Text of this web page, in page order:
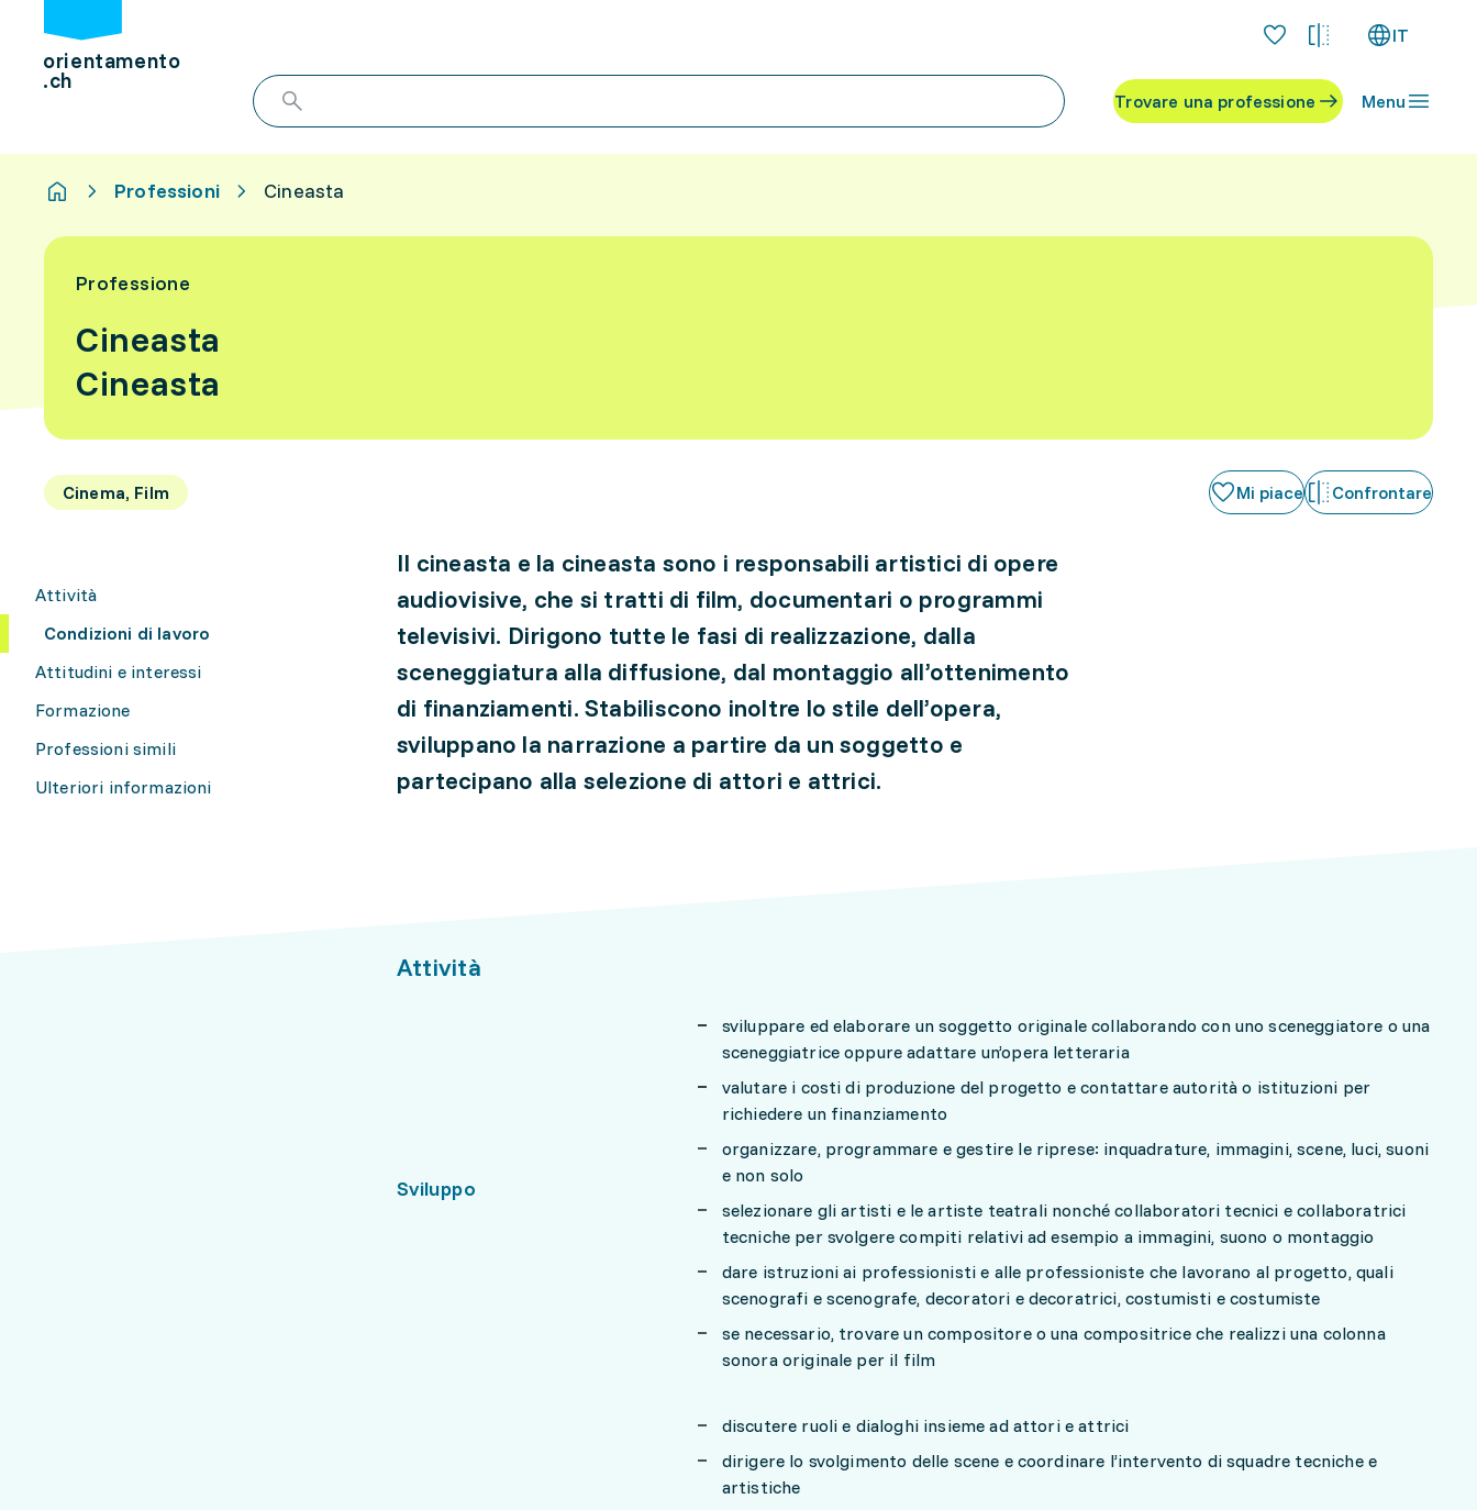
orientamento
.ch
IT
Trovare una professione Menu
Professioni Cineasta
Professione
Cineasta
Cineasta
Cinema, Film Mi piace Confrontare
Attività
Condizioni di lavoro
Attitudini e interessi
Formazione
Professioni simili
Ulteriori informazioni
Il cineasta e la cineasta sono i responsabili artistici di opere
audiovisive, che si tratti di film, documentari o programmi
televisivi. Dirigono tutte le fasi di realizzazione, dalla
sceneggiatura alla diffusione, dal montaggio all’ottenimento
di finanziamenti. Stabiliscono inoltre lo stile dell’opera,
sviluppano la narrazione a partire da un soggetto e
partecipano alla selezione di attori e attrici.
Attività
Sviluppo
sviluppare ed elaborare un soggetto originale collaborando con uno sceneggiatore o una
sceneggiatrice oppure adattare un’opera letteraria
valutare i costi di produzione del progetto e contattare autorità o istituzioni per
richiedere un finanziamento
organizzare, programmare e gestire le riprese: inquadrature, immagini, scene, luci, suoni
e non solo
selezionare gli artisti e le artiste teatrali nonché collaboratori tecnici e collaboratrici
tecniche per svolgere compiti relativi ad esempio a immagini, suono o montaggio
dare istruzioni ai professionisti e alle professioniste che lavorano al progetto, quali
scenografi e scenografe, decoratori e decoratrici, costumisti e costumiste
se necessario, trovare un compositore o una compositrice che realizzi una colonna
sonora originale per il film
discutere ruoli e dialoghi insieme ad attori e attrici
dirigere lo svolgimento delle scene e coordinare l’intervento di squadre tecniche e
artistiche